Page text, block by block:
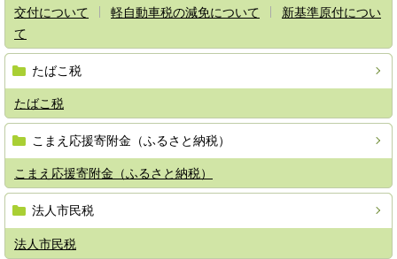
交付について
軽自動車税の減免について
新基準原付につい
て
たばこ税
たばこ税
こまえ応援寄附金（ふるさと納税）
こまえ応援寄附金（ふるさと納税）
法人市民税
法人市民税